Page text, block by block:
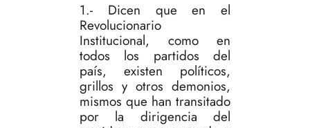
1.- Dicen que en el
Revolucionario
Institucional, como en
todos los partidos del
país, existen políticos,
grillos y otros demonios,
mismos que han transitado
por la dirigencia del